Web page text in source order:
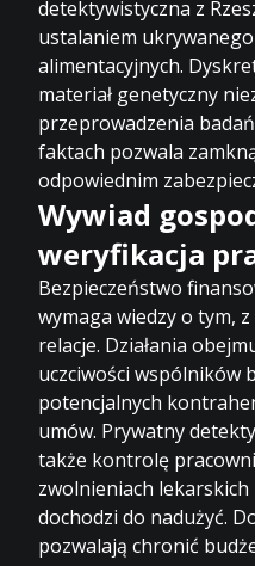
detektywistyczna z
ustalaniem
alimentacyjnych.
materiał genetyczny
przeprowadzenia
faktach pozwala
odpowiednim
Wywiad
weryfikacja
Bezpieczeństwo
wymaga wiedzy o tym,
relacje. Działania
uczciwości wspólników
potencjalnych
umów. Prywatny
także kontrolę
zwolnieniach lekarskich
dochodzi do nadużyć.
pozwalają chronić